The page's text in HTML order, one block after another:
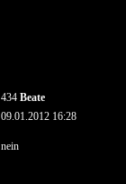
434 Beate
09.01.2012 16:28
nein